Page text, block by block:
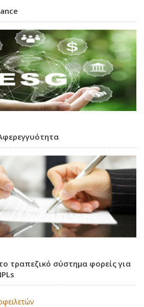
τραπεζικό σύστημα φορείς για